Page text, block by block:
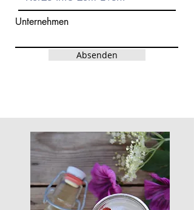
Unternehmen
Absenden